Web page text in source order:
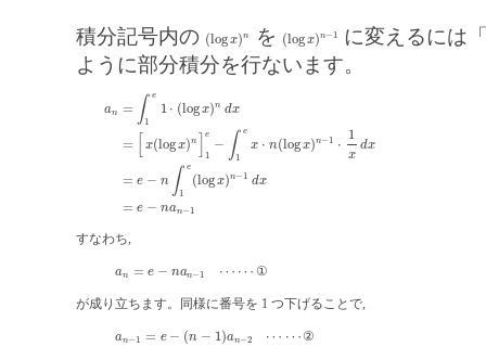
積分記号内の (logx)n
(logx)n を (log x)n− 1
(logx)n−1
に変えるには
ように部分積分を行ないます。
an = ∫ e
1
1 ⋅ (logx)n dx
= x(logx)n
e
1
− ∫ e
1
x ⋅ n(logx)n− 1 ⋅
1
x
dx
= e − n ∫ e
1
(logx)n− 1 dx
= e − nan− 1
1 log x) d = x ]1 − n(log
すなわち,
an = e − nan− 1
an= e− n an−1 ⋯ ⋯
⋯ ⋯ ①
が成り立ちます。同様に番号を 1 つ下げることで,
an− 1 = e − (n − 1)an−2
an−1 =e−(n− 1)an− 2 ⋯ ⋯
⋯⋯ ②